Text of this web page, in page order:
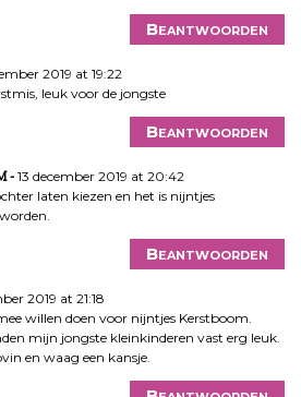
Beantwoorden
2019 at 19:22
leuk voor de jongste
Beantwoorden
13 december 2019 at 20:42
laten kiezen en het is nijntjes
Beantwoorden
2019 at 21:18
willen doen voor nijntjes Kerstboom.
mijn jongste kleinkinderen vast erg leuk.
en waag een kansje.